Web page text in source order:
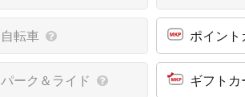
自転車 ポイン
パーク＆ライド ギフト